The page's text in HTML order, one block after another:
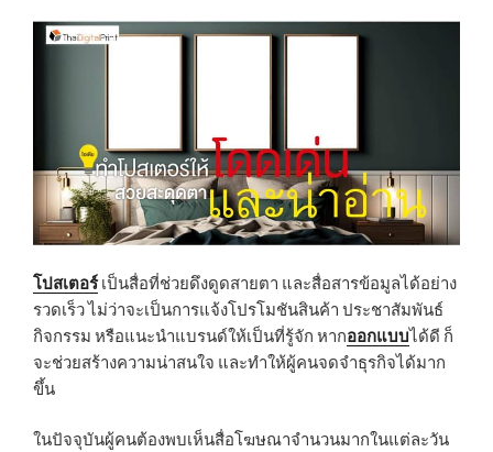
โปสเตอร์เป็นสื่อที่ช่วยดึงดูดสายตา และสื่อสารข้อมูลได้อย่าง
รวดเร็ว ไม่ว่าจะเป็นการแจ้งโปรโมชันสินค้า ประชาสัมพันธ์
กิจกรรม หรือแนะนำแบรนด์ให้เป็นที่รู้จัก หากออกแบบได้ดี ก็
จะช่วยสร้างความน่าสนใจ และทำให้ผู้คนจดจำธุรกิจได้มาก
ขึ้น
ในปัจจุบันผู้คนต้องพบเห็นสื่อโฆษณาจำนวนมากในแต่ละวัน